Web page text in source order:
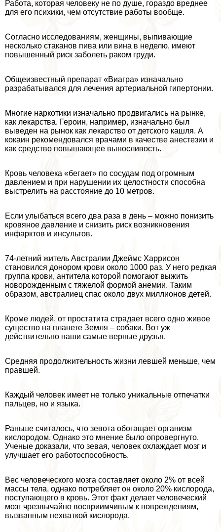
Работа, которая человеку не по душе, гораздо вреднее
для его психики, чем отсутствие работы вообще.
Согласно исследованиям, женщины, выпивающие
несколько стаканов пива или вина в неделю, имеют
повышенный риск заболеть paком гpyди.
Общеизвестный препарат «Виагра» изначально
разpaбатывался для лечения артериальной гипертонии.
Многие наркотики изначально продвигались на рынке,
как лекарства. Героин, например, изначально был
выведен на рынок как лекарство от детского кашля. А
кокаин рекомендовался врачами в качестве анестезии и
как средство повышающее выносливость.
Кровь человека «бегает» по сосудам под огромным
давлением и при нарушении их целостности способна
выстрелить на расстояние до 10 метров.
Если улыбаться всего два раза в день – можно понизить
кровяное давление и снизить риск возникновения
инфарктов и инсультов.
74-летний житель Австралии Джеймс Харрисон
становился донором крови около 1000 раз. У него редкая
группа крови, антитела которой помогают выжить
новорожденным с тяжелой формой анемии. Таким
образом, австралиец спас около двух миллионов детей.
Кроме людей, от пpocтатита страдает всего одно живое
существо на планете Земля – собаки. Вот уж
действительно наши самые верные друзья.
Средняя продолжительность жизни левшей меньше, чем
правшей.
Каждый человек имеет не только уникальные отпечатки
пальцев, но и языка.
Раньше считалось, что зевота обогащает организм
кислородом. Однако это мнение было опровергнуто.
Ученые доказали, что зевая, человек охлаждает мозг и
улучшает его работоспособность.
Вес человеческого мозга составляет около 2% от всей
массы тела, однако потрeбляет он около 20% кислорода,
поступающего в кровь. Этот факт делает человеческий
мозг чрезвычайно восприимчивым к повреждениям,
вызванным нехваткой кислорода.